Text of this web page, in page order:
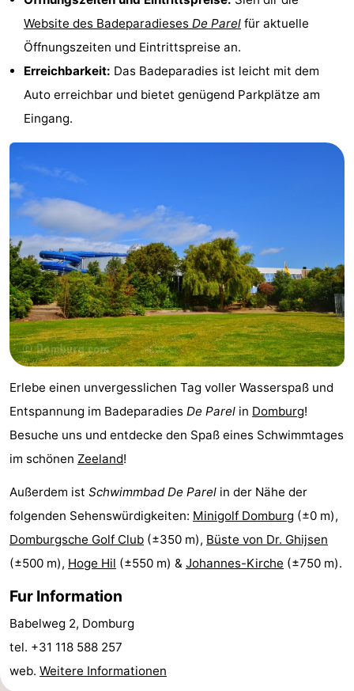
Bruinisse
Zierikzee
Natur
Haamstede
Natur
Kop
van
Schouwen
Walcheren
Veere
-
Natur
Oranjezon
-
Oostkapelle
-
Natur
de
Mantelingen
-
Westkapelle
-
Zoutelande
-
Natur
Walcherse
bos
-
Dishoek
-
Vlissingen
Middelburg
Zeeuws-
Vlaanderen
-
Nieuwvliet
-
Sluis
-
Website des Badeparadieses De Parel für aktuelle
Öffnungszeiten und Eintrittspreise an.
Erreichbarkeit: Das Badeparadies ist leicht mit dem
Auto erreichbar und bietet genügend Parkplätze am
Eingang.
Erlebe einen unvergesslichen Tag voller Wasserspaß und
Entspannung im Badeparadies De Parel in Domburg!
Besuche uns und entdecke den Spaß eines Schwimmtages
im schönen Zeeland!
Außerdem ist Schwimmbad De Parel in der Nähe der
folgenden Sehenswürdigkeiten: Minigolf Domburg (±0 m),
Domburgsche Golf Club (±350 m), Büste von Dr. Ghijsen
(±500 m), Hoge Hil (±550 m) & Johannes-Kirche (±750 m).
Fur Information
Babelweg 2, Domburg
tel. +31 118 588 257
web. Weitere Informationen